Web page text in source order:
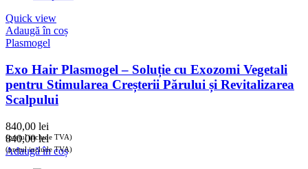
Quick view
Adaugă în coș
Plasmogel
Exo Hair Plasmogel – Soluție cu Exozomi Vegetali
pentru Stimularea Creșterii Părului și Revitalizarea
Scalpului
840,00 lei
(prețul include TVA)
840,00lei
(prețul include TVA)
Adaugă în coș